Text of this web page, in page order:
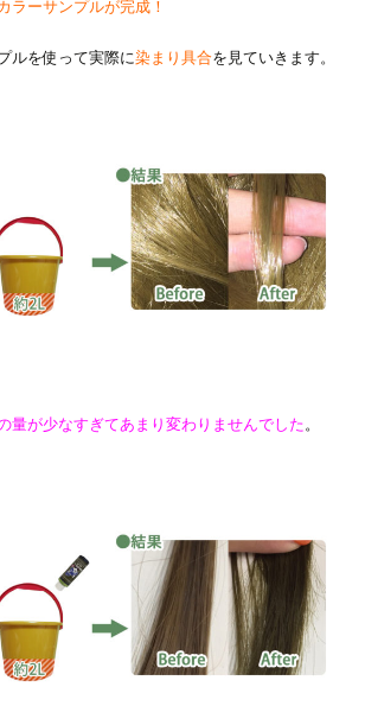
ラーサンプルが完成！
ルを使って実際に染まり具合を見ていきます。
量が少なすぎてあまり変わりませんでした 。